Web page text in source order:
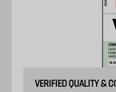
VERIFIED QUALITY &